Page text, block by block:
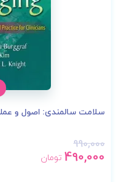
سلامت سالمندی: اصول و
990,000
490,000 تومان